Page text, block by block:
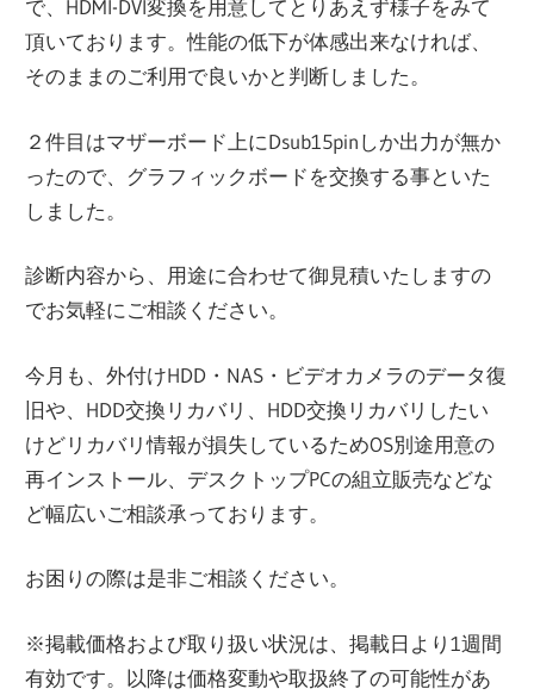
で、HDMI-DVI変換を用意してとりあえず様子をみて
頂いております。性能の低下が体感出来なければ、
そのままのご利用で良いかと判断しました。
２件目はマザーボード上にDsub15pinしか出力が無か
ったので、グラフィックボードを交換する事といた
しました。
診断内容から、用途に合わせて御見積いたしますの
でお気軽にご相談ください。
今月も、外付けHDD・NAS・ビデオカメラのデータ復
旧や、HDD交換リカバリ、HDD交換リカバリしたい
けどリカバリ情報が損失しているためOS別途用意の
再インストール、デスクトップPCの組立販売などな
ど幅広いご相談承っております。
お困りの際は是非ご相談ください。
※掲載価格および取り扱い状況は、掲載日より1週間
有効です。以降は価格変動や取扱終了の可能性があ